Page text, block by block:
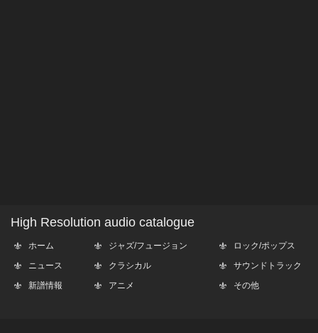
High Resolution audio catalogue
ホーム
ニュース
新譜情報
ジャズ/フュージョン
クラシカル
アニメ
ロック/ポップス
サウンドトラック
その他